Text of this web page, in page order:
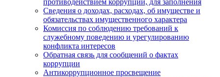
противодействием коррупции, для заполнения
Сведения о доходах, расходах, об имуществе и
обязательствах имущественного характера
Комиссия по соблюдению требований к
служебному поведению и урегулированию
конфликта интересов
Обратная связь для сообщений о фактах
коррупции
Антикоррупционное просвещение